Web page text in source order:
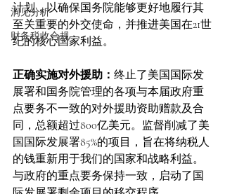
洞见分析
财务税收合规
计划，以确保国务院能够更好地履行其
至关重要的外交使命，并推进美国在21世
纪的核心国家利益。
正确实施对外援助： 终止了美国国际发
展署和国务院管理的各项与本届政府重
点要务不一致的对外援助资助赠款及合
同，总额超过800亿美元。监督削减了美
国国际发展署85%的项目，旨在将纳税人
的钱重新用于我们的国家和战略利益。
与政府的重点要务保持一致，启动了国